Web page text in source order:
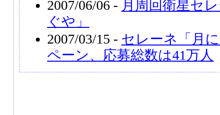
2007/06/06 - 月周回衛星セ
ぐや」
2007/03/15 - セレーネ「月
ペーン、応募総数は41万人